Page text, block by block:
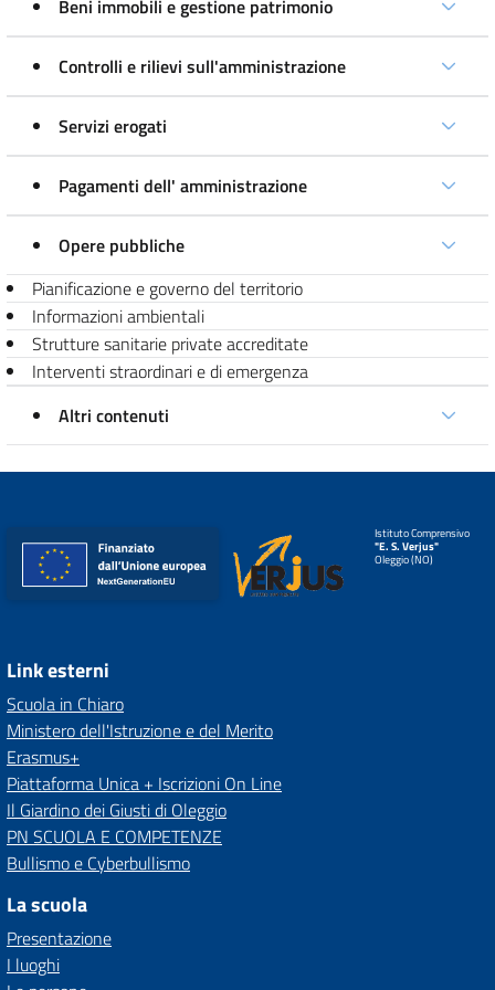
Beni immobili e gestione patrimonio
Controlli e rilievi sull'amministrazione
Servizi erogati
Pagamenti dell' amministrazione
Opere pubbliche
Pianificazione e governo del territorio
Informazioni ambientali
Strutture sanitarie private accreditate
Interventi straordinari e di emergenza
Altri contenuti
Istituto Comprensivo
"E. S. Verjus"
Oleggio (NO)
Link esterni
Scuola in Chiaro
Ministero dell'Istruzione e del Merito
Erasmus+
Piattaforma Unica + Iscrizioni On Line
Il Giardino dei Giusti di Oleggio
PN SCUOLA E COMPETENZE
Bullismo e Cyberbullismo
La scuola
Presentazione
I luoghi